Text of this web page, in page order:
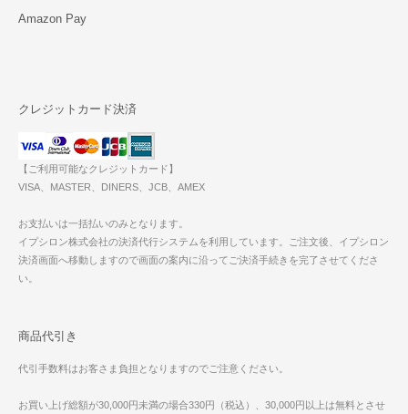
Amazon Pay
クレジットカード決済
【ご利用可能なクレジットカード】
VISA、MASTER、DINERS、JCB、AMEX
お支払いは一括払いのみとなります。
イプシロン株式会社の決済代行システムを利用しています。ご注文後、イプシロン
決済画面へ移動しますので画面の案内に沿ってご決済手続きを完了させてくださ
い。
商品代引き
代引手数料はお客さま負担となりますのでご注意ください。
お買い上げ総額が30,000円未満の場合330円（税込）、30,000円以上は無料とさせ